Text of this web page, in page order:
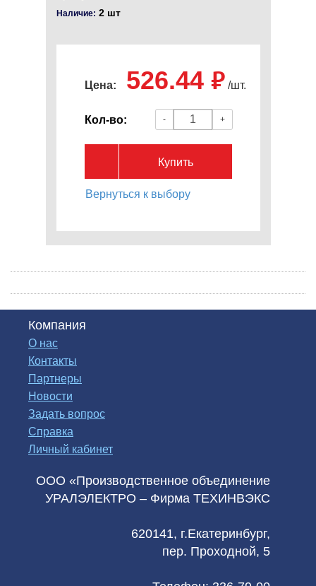
Наличие: 2 шт
Цена: 526.44 руб. /шт.
Кол-во: - +
Купить
Вернуться к выбору
Компания
О нас
Контакты
Партнеры
Новости
Задать вопрос
Справка
Личный кабинет
ООО «Производственное объединение
УРАЛЭЛЕКТРО – Фирма ТЕХИНВЭКС
620141, г.Екатеринбург,
пер. Проходной, 5